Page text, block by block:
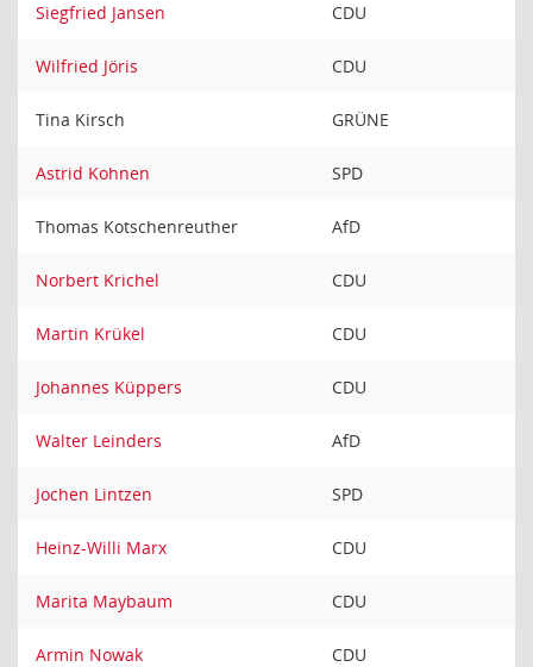
Siegfried Jansen CDU
Wilfried Jöris CDU
Tina Kirsch GRÜNE
Astrid Kohnen SPD
Thomas Kotschenreuther AfD
Norbert Krichel CDU
Martin Krükel CDU
Johannes Küppers CDU
Walter Leinders AfD
Jochen Lintzen SPD
Heinz-Willi Marx CDU
Marita Maybaum CDU
Armin Nowak CDU